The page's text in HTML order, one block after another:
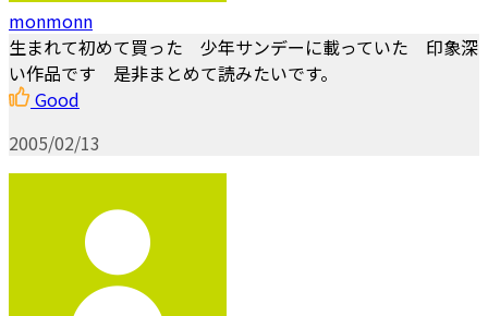
monmonn
生まれて初めて買った 少年サンデーに載っていた 印象深
い作品です 是非まとめて読みたいです。
Good
2005/02/13